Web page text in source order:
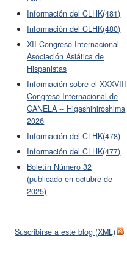
Información del CLHK(481)
Información del CLHK(480)
XII Congreso Internacional
Asociación Asiática de
Hispanistas
Información sobre el XXXVIII
Congreso Internacional de
CANELA -- Higashihiroshima
2026
Información del CLHK(478)
Información del CLHK(477)
Boletín Número 32
(publicado en octubre de
2025)
Suscribirse a este blog (XML)